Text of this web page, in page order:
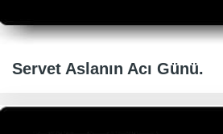
Servet Aslanın Acı Günü.